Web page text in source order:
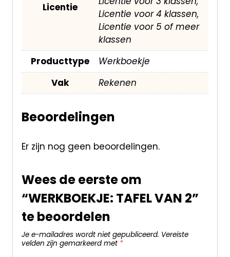
Licentie
Licentie voor 4 klassen,
Licentie voor 5 of meer
klassen
Producttype
Werkboekje
Vak
Rekenen
Beoordelingen
Er zijn nog geen beoordelingen.
Wees de eerste om
“WERKBOEKJE: TAFEL VAN 2”
te beoordelen
Je e-mailadres wordt niet gepubliceerd. Vereiste
velden zijn gemarkeerd met *